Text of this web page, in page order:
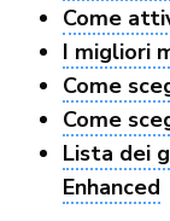
Come
I migliori
Come
Come
Lista dei
Enhanced